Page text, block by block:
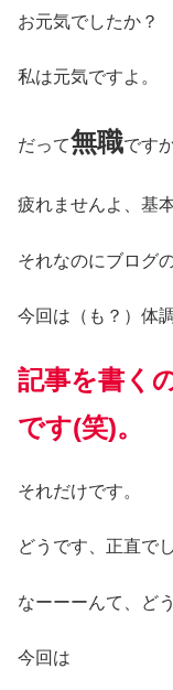
お元気でしたか？
私は元気ですよ。
だって無職です
疲れませんよ、基
それなのにブログ
今回は（も？）体
記事を書く
です(笑)。
それだけです。
どうです、正直で
なーーーんて、ど
今回は